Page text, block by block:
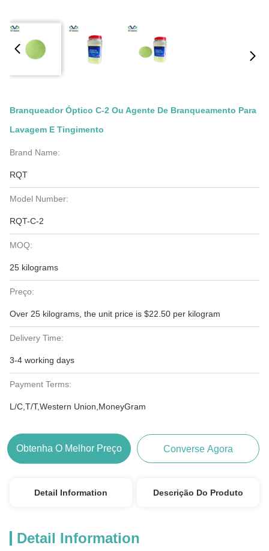
Branqueador Óptico C-2 Ou Agente De Branqueamento Para
Lavagem E Tingimento
Brand Name:
RQT
Model Number:
RQT-C-2
MOQ:
25 kilograms
Preço:
Over 25 kilograms, the unit price is $22.50 per kilogram
Delivery Time:
3-4 working days
Payment Terms:
L/C,T/T,Western Union,MoneyGram
Obtenha O Melhor Preço Converse Agora
Detail Information Descrição Do Produto
Detail Information